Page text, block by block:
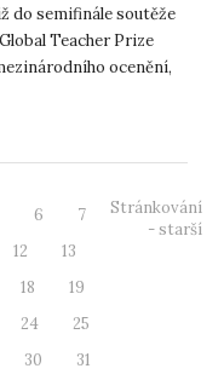
do semifinále soutěže
Teacher Prize
ocenění,
6
7
12
13
18
19
24
25
30
31
Stránkování
- starší